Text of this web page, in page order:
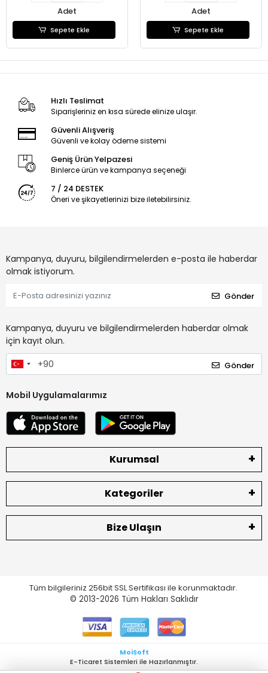
Adet
Sepete Ekle
Adet
Sepete Ekle
Hızlı Teslimat
Siparişleriniz en kısa sürede elinize ulaşır.
Güvenli Alışveriş
Güvenli ve kolay ödeme sistemi
Geniş Ürün Yelpazesi
Binlerce ürün ve kampanya seçeneği
7 / 24 DESTEK
Öneri ve şikayetlerinizi bize iletebilirsiniz.
Kampanya, duyuru, bilgilendirmelerden e-posta ile haberdar
olmak istiyorum.
Gönder
Kampanya, duyuru ve bilgilendirmelerden haberdar olmak
için kayıt olun.
Gönder
Mobil Uygulamalarımız
Kurumsal
Kategoriler
Bize Ulaşın
Tüm bilgileriniz 256bit SSL Sertifikası ile korunmaktadır.
© 2013-2026 Tüm Hakları Saklıdır
MoiSoft
E-Ticaret Sistemleri ile Hazırlanmıştır.